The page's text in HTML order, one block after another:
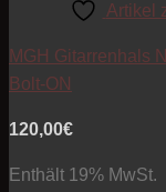
Artikel
MGH Gitarrenhals
Bolt-ON
120,00€
Enthält 19% MwSt.